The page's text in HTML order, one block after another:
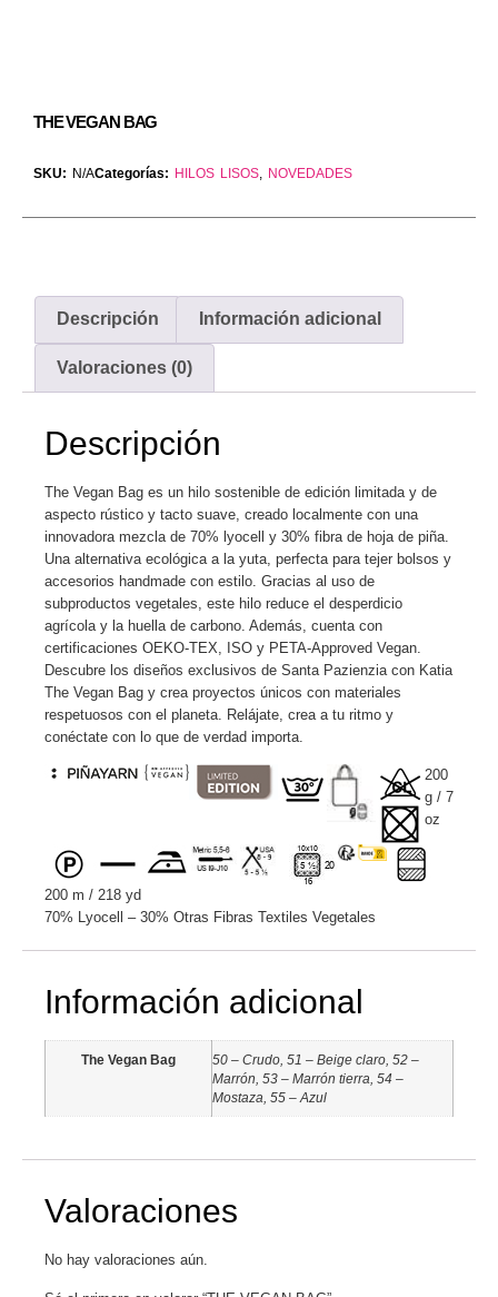
THE VEGAN BAG
SKU: N/ACategorías: HILOS LISOS NOVEDADES
Descripción Información adicional
Valoraciones (0)
Descripción
The Vegan Bag es un hilo sostenible de edición limitada y de
aspecto rústico y tacto suave, creado localmente con una
innovadora mezcla de 70% lyocell y 30% fibra de hoja de piña.
Una alternativa ecológica a la yuta, perfecta para tejer bolsos y
accesorios handmade con estilo. Gracias al uso de
subproductos vegetales, este hilo reduce el desperdicio
agrícola y la huella de carbono. Además, cuenta con
certificaciones OEKO-TEX, ISO y PETA-Approved Vegan.
Descubre los diseños exclusivos de Santa Pazienzia con Katia
The Vegan Bag y crea proyectos únicos con materiales
respetuosos con el planeta. Relájate, crea a tu ritmo y
conéctate con lo que de verdad importa.
200
g / 7
oz
200 m / 218 yd
70% Lyocell – 30% Otras Fibras Textiles Vegetales
Información adicional
The Vegan Bag
50 – Crudo, 51 – Beige claro, 52 –
Marrón, 53 – Marrón tierra, 54 –
Mostaza, 55 – Azul
Valoraciones
No hay valoraciones aún.